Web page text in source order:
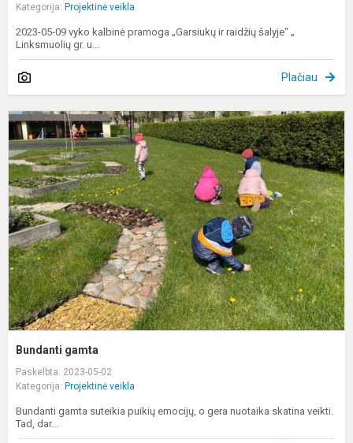
Kategorija: Projektinė veikla
2023-05-09 vyko kalbinė pramoga „Garsiukų ir raidžių šalyje“ „
Linksmuolių gr. u...
Plačiau
Bundanti gamta
Paskelbta: 2023-05-02
Kategorija: Projektinė veikla
Bundanti gamta suteikia puikių emocijų, o gera nuotaika skatina veikti.
Tad, dar...